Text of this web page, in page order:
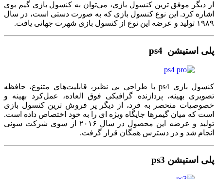
از دیگر موفق ترین کنسول بازی، می‌توان به کنسول بازی گیم بوی
اشاره کرد. این نوع کنسول بازی که به صورت دستی است، در سال
۱۹۸۹ تولید و عرضه این نوع از کنسول بازی شهرت جهانی یافت.
پلی استیشن ps4
کنسول بازی ps4 با طراحی بی نظیر، قابلیت‌های متنوع، حافظه
تصویری بهینه، پردازنده گرافیکی فوق العاده، عمل‌کرد بهینه و
خصوصیات منحصر به فرد، از دیگر پر فروش ترین کنسول بازی
است که میان گیمرها جایگاه ویژه ای را به خود اختصاص داده است.
تولید و عرضه این محصول در سال ۲۰۱۶ از سوی شرکت سونی
انجام شد و در دسترس همگان قرار گرفت.
پلی استیشن ps3